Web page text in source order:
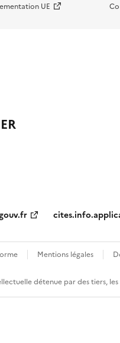
UE
Mentions légales
détenue par des tiers,